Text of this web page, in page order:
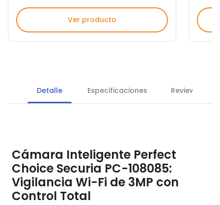
Ver producto
Detalle Especificaciones Reviews
Cámara Inteligente Perfect
Choice Securia PC-108085:
Vigilancia Wi-Fi de 3MP con
Control Total